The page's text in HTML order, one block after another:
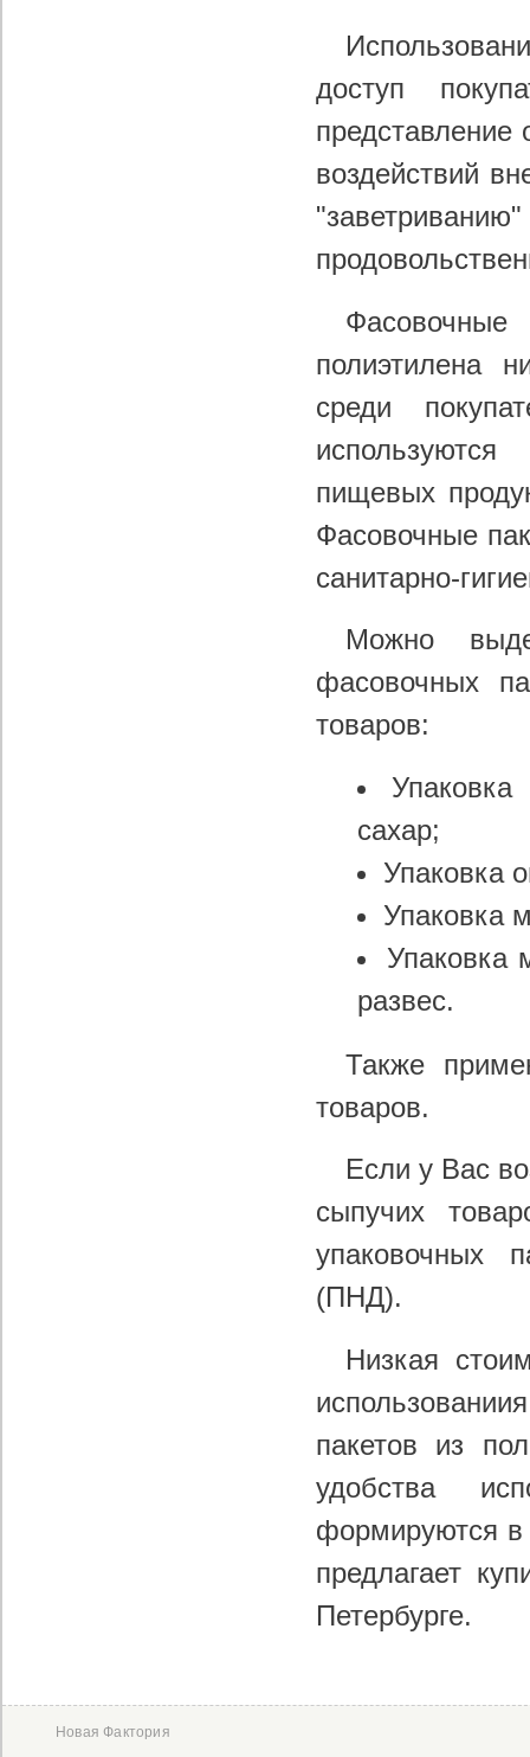
доступ
представление
воздействий
полиэтилена
среди
пищевых
Фасовочные
санитарно-
Можно
фасовочных
товаров:
сахар;
Упаковка
Упаковка
Упаковка
развес.
Также
товаров.
Если у Вас
сыпучих
упаковочных
(ПНД).
Низкая
пакетов из
удобства
формируются в
предлагает
Петербурге.
Новая Фактория